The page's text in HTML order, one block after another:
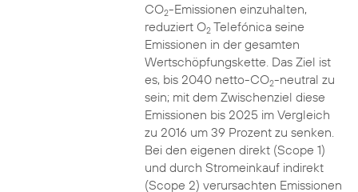
CO2-Emissionen einzuhalten,
reduziert O2Telefónica seine
Emissionen in der gesamten
Wertschöpfungskette. Das Ziel ist
es, bis 2040 netto-CO2-neutral zu
sein; mit dem Zwischenziel diese
Emissionen bis 2025 im Vergleich
zu 2016 um 39 Prozent zu senken.
Bei den eigenen direkt (Scope 1)
und durch Stromeinkauf indirekt
(Scope 2) verursachten Emissionen